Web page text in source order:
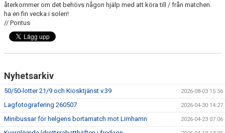
återkommer om det behövs någon hjälp med att köra till / från matchen.
ha en fin vecka i solen!
// Pontus
Nyhetsarkiv
50/50-lotter 21/9 och Kiosktjänst v.39 2026-08-03 15:56
Lagfotografering 260507 2026-04-30 14:27
Minibussar för helgens bortamatch mot Limhamn 2026-04-23 07:06